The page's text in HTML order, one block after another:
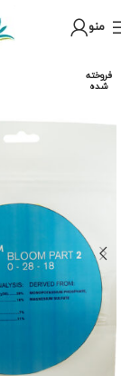
منو
فروخته
شده